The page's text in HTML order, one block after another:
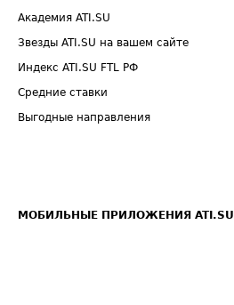
Академия ATI.SU
Звезды ATI.SU на вашем сайте
Индекс ATI.SU FTL РФ
Средние ставки
Выгодные направления
МОБИЛЬНЫЕ ПРИЛОЖЕНИЯ ATI.SU